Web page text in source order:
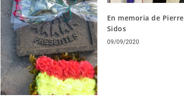
En memoria de Pierre
Sidos
09/09/2020